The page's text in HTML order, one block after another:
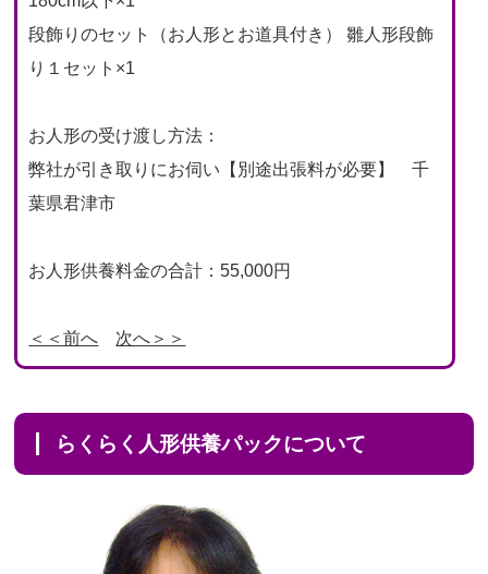
段飾りのセット（お人形とお道具付き） 雛人形段飾
り１セット×1
お人形の受け渡し方法：
弊社が引き取りにお伺い【別途出張料が必要】 千
葉県君津市
お人形供養料金の合計：55,000円
＜＜前へ 次へ＞＞
らくらく人形供養パックについて